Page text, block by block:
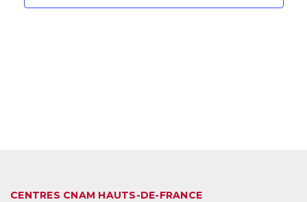
CENTRES CNAM HAUTS-DE-FRANCE